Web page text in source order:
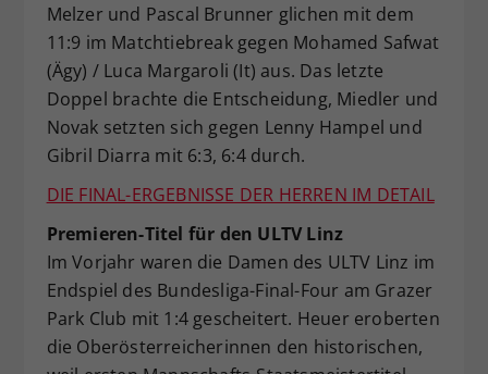
Melzer und Pascal Brunner glichen mit dem
11:9 im Matchtiebreak gegen Mohamed Safwat
(Ägy) / Luca Margaroli (It) aus. Das letzte
Doppel brachte die Entscheidung, Miedler und
Novak setzten sich gegen Lenny Hampel und
Gibril Diarra mit 6:3, 6:4 durch.
DIE FINAL-ERGEBNISSE DER HERREN IM DETAIL
Premieren-Titel für den ULTV Linz
Im Vorjahr waren die Damen des ULTV Linz im
Endspiel des Bundesliga-Final-Four am Grazer
Park Club mit 1:4 gescheitert. Heuer eroberten
die Oberösterreicherinnen den historischen,